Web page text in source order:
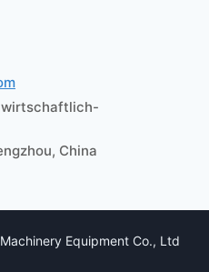
wirtschaftlich-
China
Equipment Co., Ltd